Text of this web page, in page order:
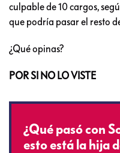
culpable de 10 cargos,
que podría pasar el resto
¿Qué opinas?
POR SI NO LO VISTE
¿Qué pasó con
esto está la hija